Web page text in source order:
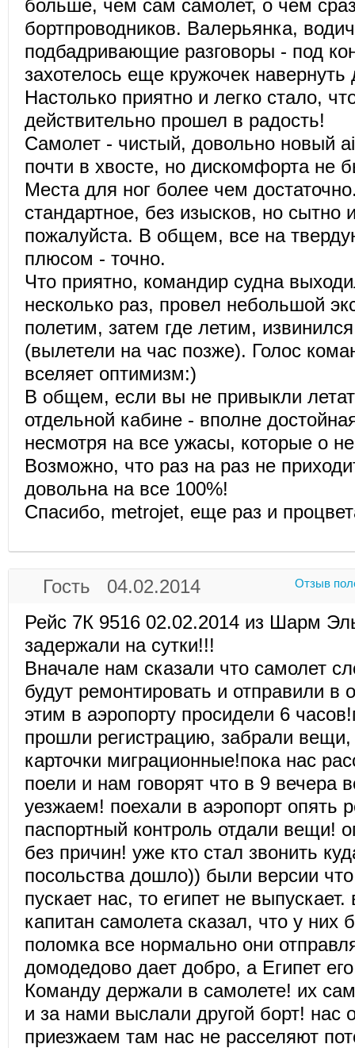
больше, чем сам самолет, о чем
бортпроводников. Валерьянка,
подбадривающие разговоры - под
захотелось еще кружочек
Настолько приятно и легко стало,
действительно прошел в радость!
Самолет - чистый, довольно новый
почти в хвосте, но дискомфорта не
Места для ног более чем
стандартное, без изысков, но сытно
пожалуйста. В общем, все на
плюсом - точно.
Что приятно, командир судна
несколько раз, провел небольшой
полетим, затем где летим,
(вылетели на час позже). Голос
вселяет оптимизм:)
В общем, если вы не привыкли
отдельной кабине - вполне
несмотря на все ужасы, которые о
Возможно, что раз на раз не
довольна на все 100%!
Спасибо, metrojet, еще раз и
Гость 04.02.2014 Отзыв
Рейс 7К 9516 02.02.2014 из Шарм
задержали на сутки!!!
Вначале нам сказали что самолет
будут ремонтировать и отправили в
этим в аэропорту просидели 6
прошли регистрацию, забрали
карточки миграционные!пока нас
поели и нам говорят что в 9 вечера
уезжаем! поехали в аэропорт опять
паспортный контроль отдали вещи!
без причин! уже кто стал звонить
посольства дошло)) были версии
пускает нас, то египет не
капитан самолета сказал, что у них
поломка все нормально они
домодедово дает добро, а Египет
Команду держали в самолете! их
и за нами выслали другой борт! нас
приезжаем там нас не расселяют